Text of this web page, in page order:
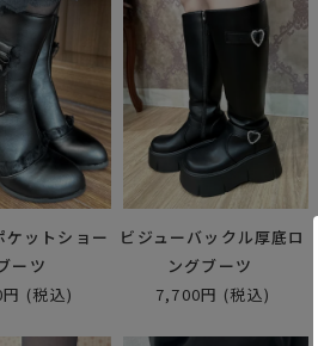
ケットショー
ーツ
(税込)
ビジューバックル厚底ロ
ングブーツ
7,700円 (税込)